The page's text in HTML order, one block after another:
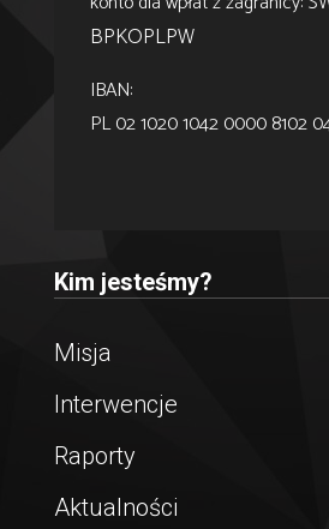
BPKOPLPW
IBAN:
PL 02 1020 1042 0000 8102
Kim jesteśmy?
Misja
Interwencje
Raporty
Aktualności